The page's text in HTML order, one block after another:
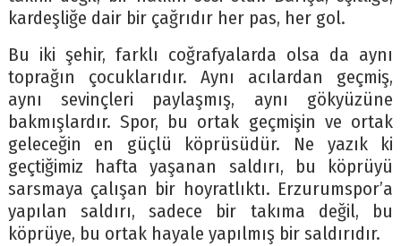
kardeşliğe dair bir çağrıdır her pas, her gol.
Bu iki şehir, farklı coğrafyalarda olsa da aynı
toprağın çocuklarıdır. Aynı acılardan geçmiş,
aynı sevinçleri paylaşmış, aynı gökyüzüne
bakmışlardır. Spor, bu ortak geçmişin ve ortak
geleceğin en güçlü köprüsüdür. Ne yazık ki
geçtiğimiz hafta yaşanan saldırı, bu köprüyü
sarsmaya çalışan bir hoyratlıktı. Erzurumspor’a
yapılan saldırı, sadece bir takıma değil, bu
köprüye, bu ortak hayale yapılmış bir saldırıdır.